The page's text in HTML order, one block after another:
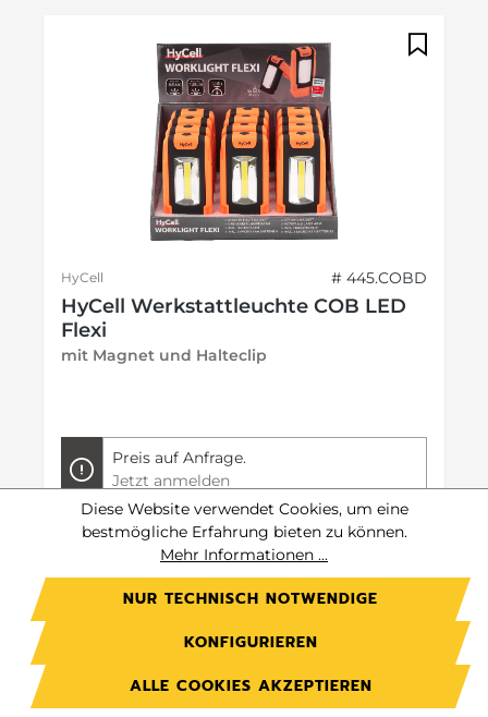
HyCell # 445.COBD
HyCell Werkstattleuchte COB LED
Flexi
mit Magnet und Halteclip
Preis auf Anfrage.
Jetzt anmelden
Preise exkl. MwSt. zzgl. Versandkosten
DETAILS
Diese Website verwendet Cookies, um eine
bestmögliche Erfahrung bieten zu können.
Mehr Informationen ...
NUR TECHNISCH NOTWENDIGE
KONFIGURIEREN
ALLE COOKIES AKZEPTIEREN